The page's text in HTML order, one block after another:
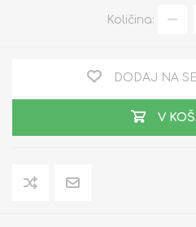
Količina:
DODAJ NA
V